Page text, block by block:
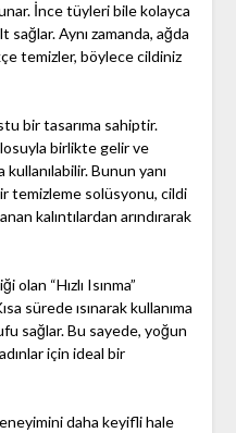
İnce tüyleri bile kolayca
Aynı zamanda, ağda
temizler, böylece cildiniz
bir tasarıma sahiptir.
birlikte gelir ve
Bunun yanı
temizleme solüsyonu, cildi
kalıntılardan arındırarak
“Hızlı Isınma”
sürede ısınarak kullanıma
sağlar. Bu sayede, yoğun
için ideal bir
daha keyifli hale